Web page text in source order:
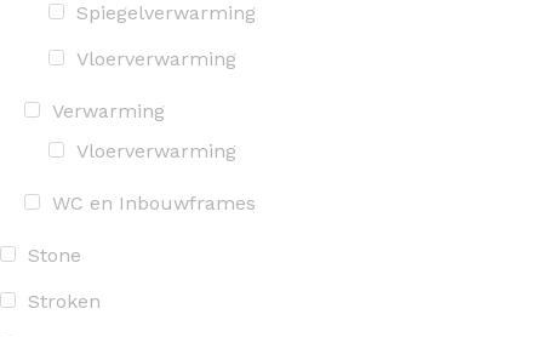
Spiegelverwarming
Vloerverwarming
Verwarming
Vloerverwarming
WC en Inbouwframes
Stone
Stroken